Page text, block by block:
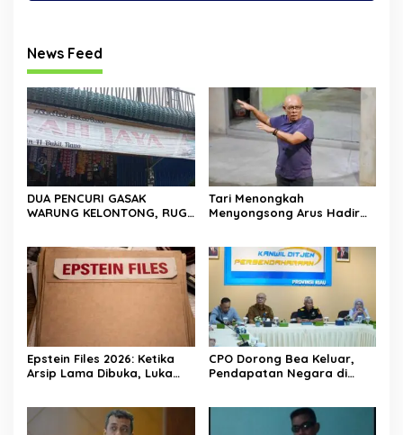
News Feed
DUA PENCURI GASAK
WARUNG KELONTONG, RUGI
Tari Menongkah
Menyongsong Arus Hadir
Epstein Files 2026: Ketika
Arsip Lama Dibuka, Luka
CPO Dorong Bea Keluar,
Pendapatan Negara di